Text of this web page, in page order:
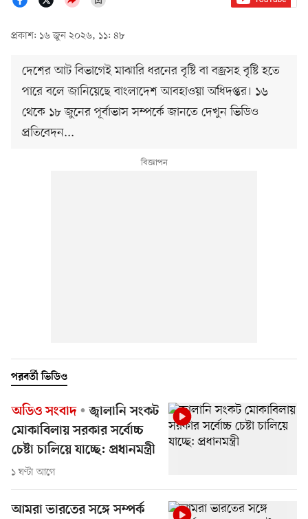
প্রকাশ: ১৬ জুন ২০২৬, ১১: ৪৮
দেশের আট বিভাগেই মাঝারি ধরনের বৃষ্টি বা বজ্রসহ বৃষ্টি হতে
পারে বলে জানিয়েছে বাংলাদেশ আবহাওয়া অধিদপ্তর। ১৬
থেকে ১৮ জুনের পূর্বাভাস সম্পর্কে জানতে দেখুন ভিডিও
প্রতিবেদন...
পরবর্তী ভিডিও
অডিও সংবাদ
জ্বালানি সংকট
মোকাবিলায় সরকার সর্বোচ্চ
চেষ্টা চালিয়ে যাচ্ছে: প্রধানমন্ত্রী
১ ঘণ্টা আগে
আমরা ভারতের সঙ্গে সম্পর্ক